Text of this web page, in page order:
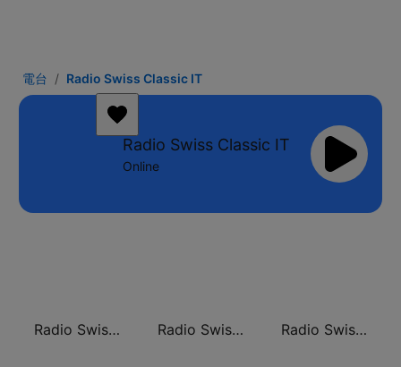
電台 Radio Swiss Classic IT
Radio Swiss Classic IT
Online
Radio Swiss Classic DE Radio Swiss Jazz Radio Swiss Classic FR